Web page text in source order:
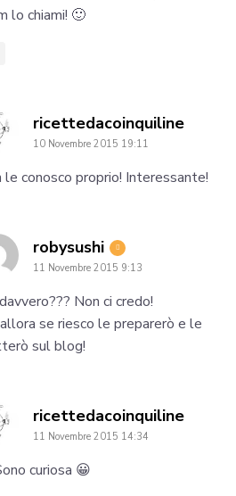
lo chiami! 🙂
ricettedacoinquilinesays:
10 Novembre 2015 19:11
le conosco proprio! Interessante!
robysushi says:
11 Novembre 2015 9:13
Non ci credo!
se riesco le preparerò e le
sul blog!
ricettedacoinquilinesays:
11 Novembre 2015 14:34
curiosa 😀